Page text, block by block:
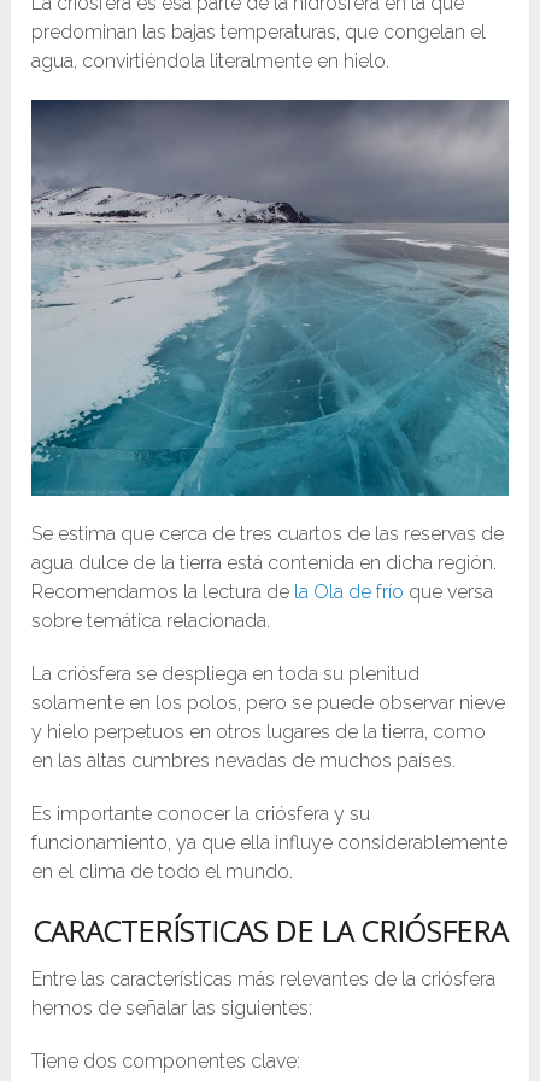
predominan las bajas temperaturas, que congelan el
agua, convirtiéndola literalmente en hielo.
Se estima que cerca de tres cuartos de las reservas de
agua dulce de la tierra está contenida en dicha región.
Recomendamos la lectura de la Ola de frío que versa
sobre temática relacionada.
La criósfera se despliega en toda su plenitud
solamente en los polos, pero se puede observar nieve
y hielo perpetuos en otros lugares de la tierra, como
en las altas cumbres nevadas de muchos países.
Es importante conocer la criósfera y su
funcionamiento, ya que ella influye considerablemente
en el clima de todo el mundo.
CARACTERÍSTICAS DE LA CRIÓSFERA
Entre las características más relevantes de la criósfera
hemos de señalar las siguientes:
Tiene dos componentes clave: